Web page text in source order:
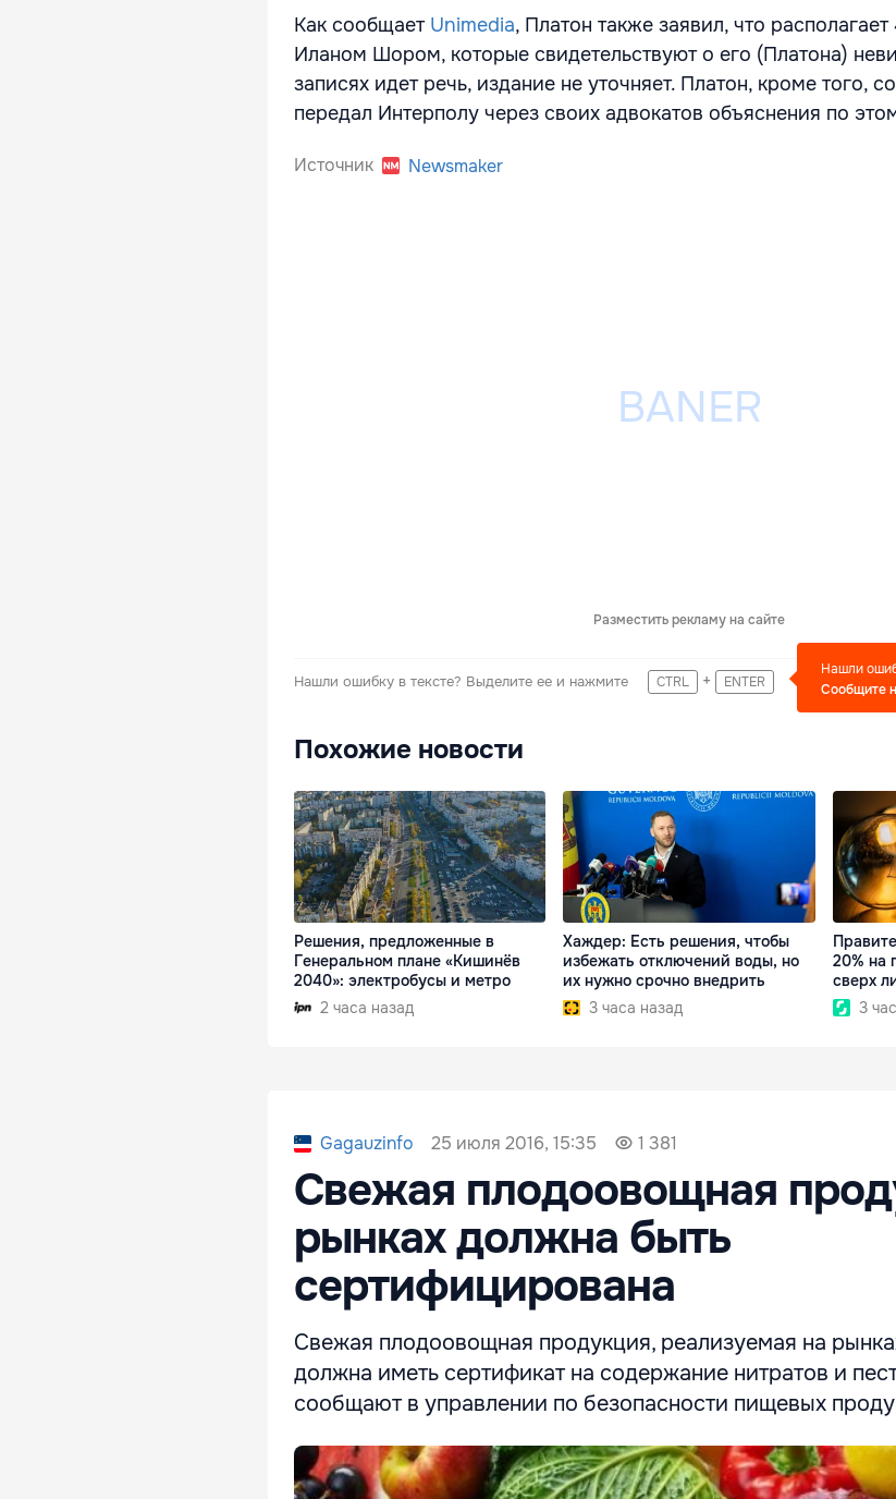
Как сообщает Unimedia, Платон также заявил, что
Иланом Шором, которые свидетельствуют о его (Платона)
записях идет речь, издание не уточняет. Платон, кроме того,
передал Интерполу через своих адвокатов объяснения по
Источник Newsmaker
Разместить рекламу на сайте
Нашли ошибку в тексте? Выделите ее и нажмите CTRL + ENTER
Нашли
Сообщите
Похожие новости
Решения, предложенные в
Генеральном плане «Кишинёв
2040»: электробусы и метро
2 часа назад
Хаждер: Есть решения, чтобы
избежать отключений воды, но
их нужно срочно внедрить
3 часа назад
20% на
сверх
3
Gagauzinfo 25 июля 2016, 15:35 1 381
Cвежая плодоовощная
рынках должна быть
сертифицирована
Свежая плодоовощная продукция, реализуемая на
должна иметь сертификат на содержание нитратов и
сообщают в управлении по безопасности пищевых